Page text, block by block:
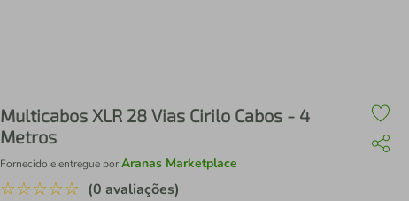
Multicabos XLR 28 Vias Cirilo Cabos - 4
Metros
Fornecido e entregue porAranas Marketplace
☆☆☆☆☆ (0 avaliações)